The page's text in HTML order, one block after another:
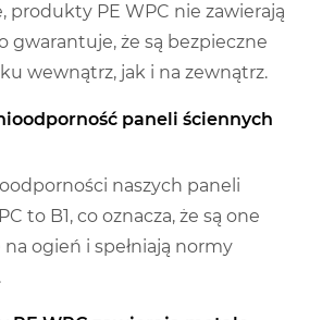
produkty PE WPC nie zawierają
gwarantuje, że są bezpieczne
wewnątrz, jak i na zewnątrz.
paneli ściennych
naszych paneli
to B1, co oznacza, że ​​są one
ogień i spełniają normy